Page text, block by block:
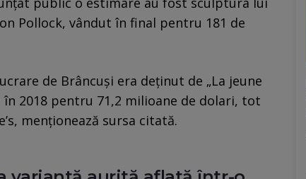
Pollock, vândut în final pentru 181 de
de Brâncuși era deținut de „La jeune
2018 pentru 71,2 milioane de dolari, tot
menționează sursa citată.